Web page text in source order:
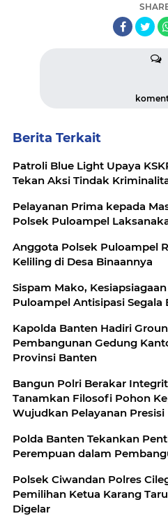
Berita Terkait
Patroli Blue Light Upaya
Tekan Aksi Tindak
Pelayanan Prima kepada
Polsek Puloampel
Anggota Polsek Puloampel
Keliling di Desa Binaannya
Sispam Mako,
Puloampel Antisipasi
Kapolda Banten Hadiri
Pembangunan Gedung
Provinsi Banten
Bangun Polri Berakar
Tanamkan Filosofi Pohon
Wujudkan Pelayanan Presisi
Polda Banten Tekankan
Perempuan dalam
Polsek Ciwandan Polres
Pemilihan Ketua Karang
Digelar